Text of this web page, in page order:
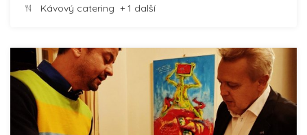
Kávový catering + 1 další